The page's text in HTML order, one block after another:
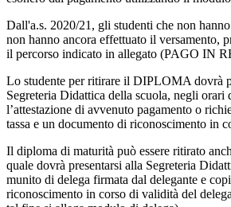
Dall'a.s. 2020/21, gli studenti che non
non hanno ancora effettuato il versamento,
il percorso indicato in allegato (PAGO IN
Lo studente per ritirare il DIPLOMA dovrà
Segreteria Didattica della scuola, negli orari
l’attestazione di avvenuto pagamento o
tassa e un documento di riconoscimento in
Il diploma di maturità può essere ritirato
quale dovrà presentarsi alla Segreteria
munito di delega firmata dal delegante e
riconoscimento in corso di validità del